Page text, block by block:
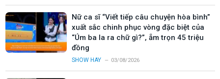
Nữ ca sĩ “Viết tiếp câu chuyện hòa bình”
xuất sắc chinh phục vòng đặc biệt của
“Úm ba la ra chữ gì?”, ẵm trọn 45 triệu
đồng
SHOW HAY 03/08/2026